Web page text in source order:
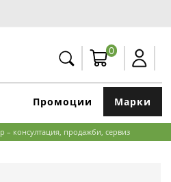
0
Марки
Промоции
– консултация, продажби, сервиз